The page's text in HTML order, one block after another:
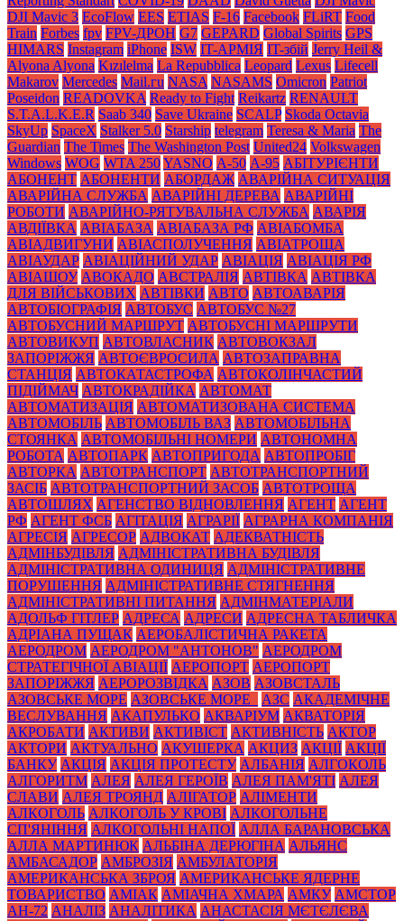
DJI Mavic 3 EcoFlow EES ETIAS F-16 Facebook FLiRT Food
Train Forbes fpv FPV-ДРОН G7 GEPARD Global Spirits GPS
HIMARS Instagram iPhone ISW IT-АРМІЯ IT-збій Jerry Heil &
Alyona Alyona Kızılelma La Repubblica Leopard Lexus Lifecell
Makarov Mercedes Mаil.гu NASA NASAMS Omicron Patriot
Poseidon READOVKA Ready to Fight Reikartz RENAULT
S.T.A.L.K.E.R Saab 340 Save Ukraine SCALP Skoda Octavia
SkyUp SpaceX Stalker 5.0 Starship telegram Teresa & Maria The
Guardian The Times The Washington Post United24 Volkswagen
Windows WOG WTA 250YASNO А-50 А-95 АБІТУРІЄНТИ
АБОНЕНТ АБОНЕНТИ АБОРДАЖ АВАРІЙНА СИТУАЦІЯ
АВАРІЙНА СЛУЖБА АВАРІЙНІ ДЕРЕВА АВАРІЙНІ
РОБОТИ АВАРІЙНО-РЯТУВАЛЬНА СЛУЖБА АВАРІЯ
АВДІЇВКА АВІАБАЗА АВІАБАЗА РФ АВІАБОМБА
АВІАДВИГУНИ АВІАСПОЛУЧЕННЯ АВІАТРОЩА
АВІАУДАР АВІАЦІЙНИЙ УДАР АВІАЦІЯ АВІАЦІЯ РФ
АВІАШОУ АВОКАДО АВСТРАЛІЯ АВТІВКА АВТІВКА
ДЛЯ ВІЙСЬКОВИХ АВТІВКИ АВТО АВТОАВАРІЯ
АВТОБІОГРАФІЯ АВТОБУС АВТОБУС №27
АВТОБУСНИЙ МАРШРУТ АВТОБУСНІ МАРШРУТИ
АВТОВИКУП АВТОВЛАСНИК АВТОВОКЗАЛ
ЗАПОРІЖЖЯ АВТОЄВРОСИЛА АВТОЗАПРАВНА
СТАНЦІЯ АВТОКАТАСТРОФА АВТОКОЛІНЧАСТИЙ
ПІДІЙМАЧ АВТОКРАДІЙКА АВТОМАТ
АВТОМАТИЗАЦІЯ АВТОМАТИЗОВАНА СИСТЕМА
АВТОМОБІЛЬ АВТОМОБІЛЬ ВАЗ АВТОМОБІЛЬНА
СТОЯНКА АВТОМОБІЛЬНІ НОМЕРИ АВТОНОМНА
РОБОТА АВТОПАРК АВТОПРИГОДА АВТОПРОБІГ
АВТОРКА АВТОТРАНСПОРТ АВТОТРАНСПОРТНИЙ
ЗАСІБ АВТОТРАНСПОРТНИЙ ЗАСОБ АВТОТРОЩА
АВТОШЛЯХ АГЕНСТВО ВІДНОВЛЕННЯ АГЕНТ АГЕНТ
РФ АГЕНТ ФСБ АГІТАЦІЯ АГРАРІЇ АГРАРНА КОМПАНІЯ
АГРЕСІЯ АГРЕСОР АДВОКАТ АДЕКВАТНІСТЬ
АДМІНБУДІВЛЯ АДМІНІСТРАТИВНА БУДІВЛЯ
АДМІНІСТРАТИВНА ОДИНИЦЯ АДМІНІСТРАТИВНЕ
ПОРУШЕННЯ АДМІНІСТРАТИВНЕ СТЯГНЕННЯ
АДМІНІСТРАТИВНІ ПИТАННЯ АДМІНМАТЕРІАЛИ
АДОЛЬФ ГІТЛЕР АДРЕСА АДРЕСИ АДРЕСНА ТАБЛИЧКА
АДРІАНА ПУЩАК АЕРОБАЛІСТИЧНА РАКЕТА
АЕРОДРОМ АЕРОДРОМ "АНТОНОВ" АЕРОДРОМ
СТРАТЕГІЧНОЇ АВІАЦІЇ АЕРОПОРТ АЕРОПОРТ
ЗАПОРІЖЖЯ АЕРОРОЗВІДКА АЗОВ АЗОВСТАЛЬ
АЗОВСЬКЕ МОРЕ АЗОВСЬКЕ МОРЕ_ АЗС АКАДЕМІЧНЕ
ВЕСЛУВАННЯ АКАПУЛЬКО АКВАРІУМ АКВАТОРІЯ
АКРОБАТИ АКТИВИ АКТИВІСТ АКТИВНІСТЬ АКТОР
АКТОРИ АКТУАЛЬНО АКУШЕРКА АКЦИЗ АКЦІЇ АКЦІЇ
БАНКУ АКЦІЯ АКЦІЯ ПРОТЕСТУ АЛБАНІЯ АЛГОКОЛЬ
АЛГОРИТМ АЛЕЯ АЛЕЯ ГЕРОЇВ АЛЕЯ ПАМ'ЯТІ АЛЕЯ
СЛАВИ АЛЕЯ ТРОЯНД АЛІГАТОР АЛІМЕНТИ
АЛКОГОЛЬ АЛКОГОЛЬ У КРОВІ АЛКОГОЛЬНЕ
СП'ЯНІННЯ АЛКОГОЛЬНІ НАПОЇ АЛЛА БАРАНОВСЬКА
АЛЛА МАРТИНЮК АЛЬБІНА ДЕРЮГІНА АЛЬЯНС
АМБАСАДОР АМБРОЗІЯ АМБУЛАТОРІЯ
АМЕРИКАНСЬКА ЗБРОЯ АМЕРИКАНСЬКЕ ЯДЕРНЕ
ТОВАРИСТВО АМІАК АМІАЧНА ХМАРА АМКУ АМСТОР
АН-72 АНАЛІЗ АНАЛІТИКА АНАСТАСІЯ МЄТЄЛЄВА